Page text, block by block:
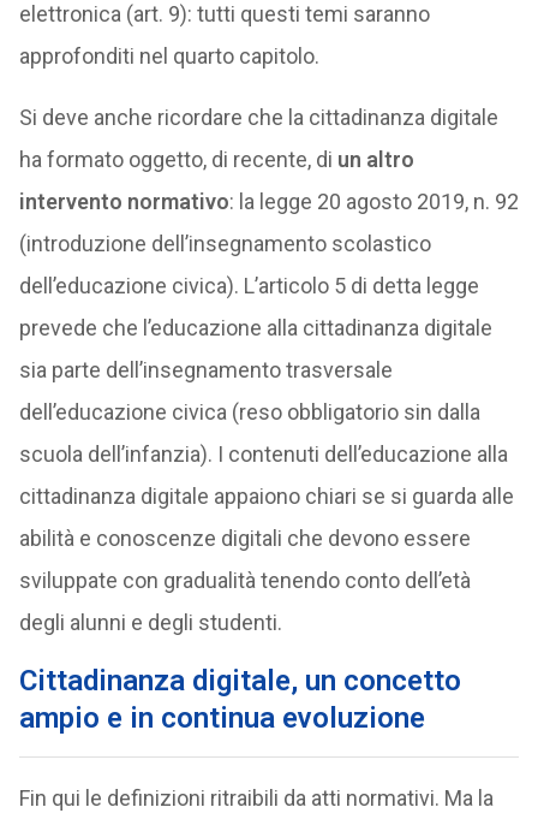
elettronica (art. 9): tutti questi temi saranno
approfonditi nel quarto capitolo.
Si deve anche ricordare che la cittadinanza digitale
ha formato oggetto, di recente, di un altro
intervento normativo: la legge 20 agosto 2019, n. 92
(introduzione dell’insegnamento scolastico
dell’educazione civica). L’articolo 5 di detta legge
prevede che l’educazione alla cittadinanza digitale
sia parte dell’insegnamento trasversale
dell’educazione civica (reso obbligatorio sin dalla
scuola dell’infanzia). I contenuti dell’educazione alla
cittadinanza digitale appaiono chiari se si guarda alle
abilità e conoscenze digitali che devono essere
sviluppate con gradualità tenendo conto dell’età
degli alunni e degli studenti.
Cittadinanza digitale, un concetto
ampio e in continua evoluzione
Fin qui le definizioni ritraibili da atti normativi. Ma la